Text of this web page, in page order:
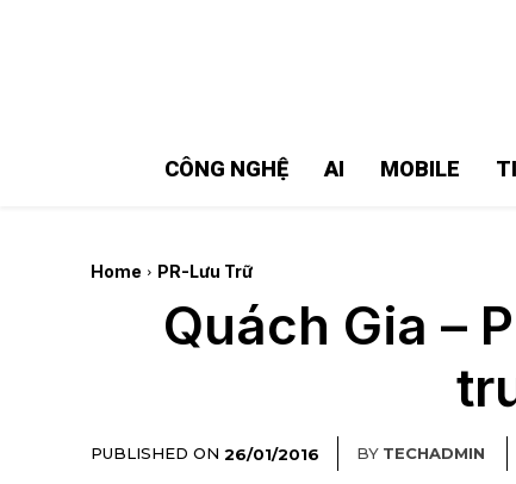
CÔNG NGHỆ AI MOBILE
Home PR-Lưu Trữ
Quách Gia –
PUBLISHED ON 26/01/2016 BY TECHADMIN